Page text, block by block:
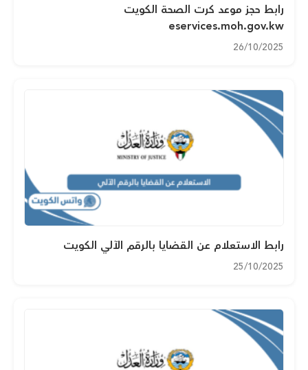
رابط حجز موعد كرت الصحة الكويت
eservices.moh.gov.kw
26/10/2025
رابط الاستعلام عن القضايا بالرقم الآلي الكويت
25/10/2025